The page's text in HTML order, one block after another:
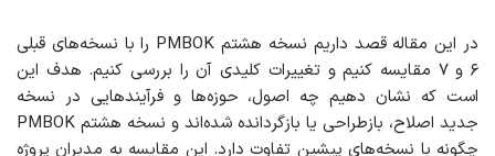
در این مقاله قصد داریم نسخه هشتم PMBOK را با نسخه‌های قبلی
۶ و ۷ مقایسه کنیم و تغییرات کلیدی آن را بررسی کنیم. هدف این
است که نشان دهیم چه اصول، حوزه‌ها و فرآیندهایی در نسخه
جدید اصلاح، بازطراحی یا بازگردانده شده‌اند و نسخه هشتم PMBOK
چگونه با نسخه‌های پیشین تفاوت دارد. این مقایسه به مدیران پروژه